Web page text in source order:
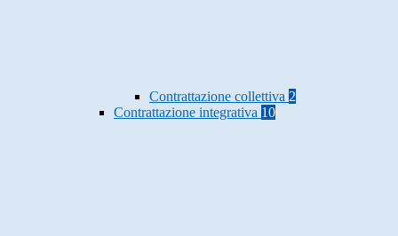
Contrattazione collettiva 2
Contrattazione integrativa 10